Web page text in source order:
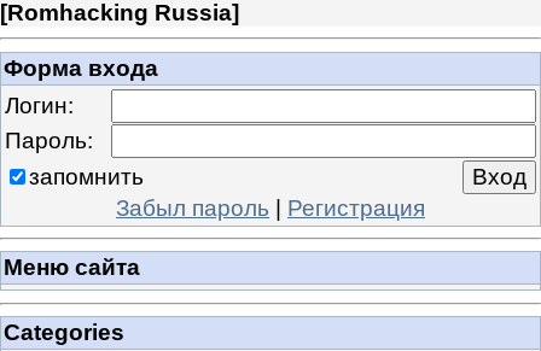
[Romhacking Russia]
Форма входа
Логин:
Пароль:
запомнить
Забыл пароль | Регистрация
Меню сайта
Categories